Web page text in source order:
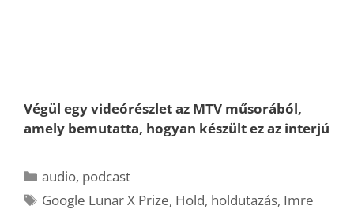
Végül egy videórészlet az MTV műsorából,
amely bemutatta, hogyan készült ez az interjú
Kategória
audio, podcast
Címkék
Google Lunar X Prize, Hold, holdutazás, Imre